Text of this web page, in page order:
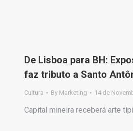
De Lisboa para BH:
faz tributo a Santo
Cultura By Marketing 14 de
Capital mineira receberá arte